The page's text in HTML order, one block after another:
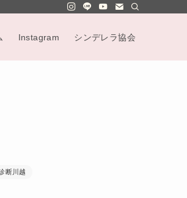
Instagram シンデレラ協会
断川越